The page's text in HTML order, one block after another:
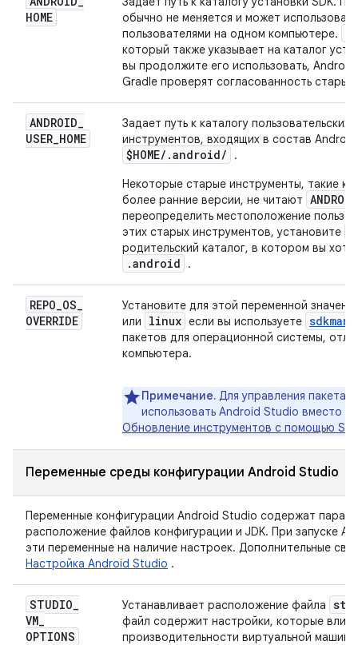
HOME
обычно не меняется и может
пользователями на одном компьютере.
который также указывает на каталог
вы продолжите его использовать,
Gradle проверят согласованность
ANDROID_
USER_HOME
Задает путь к каталогу пользовательских
инструментов, входящих в состав
$HOME/ .android/
.
Некоторые старые инструменты, такие
более ранние версии, не читают
переопределить местоположение
этих старых инструментов, установите
родительский каталог, в котором вы
.android .
REPO_OS_
OVERRIDE
Установите для этой переменной
или
linux если вы используете
пакетов для операционной системы,
компьютера.
Примечание. Для управления
использовать Android Studio вместо
Обновление инструментов с помощью
Переменные среды конфигурации Android Studio
Переменные конфигурации Android Studio содержат
расположение файлов конфигурации и JDK. При запуске
эти переменные на наличие настроек. Дополнительные
Настройка Android Studio .
STUDIO_
VM_
OPTIONS
Устанавливает расположение файла
файл содержит настройки, которые
производительности виртуальной